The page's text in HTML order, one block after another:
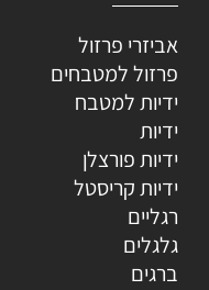
אביזרי פרזול
פרזול למטבחים
ידיות למטבח
ידיות
ידיות פורצלן
ידיות קריסטל
רגליים
גלגלים
ברגים